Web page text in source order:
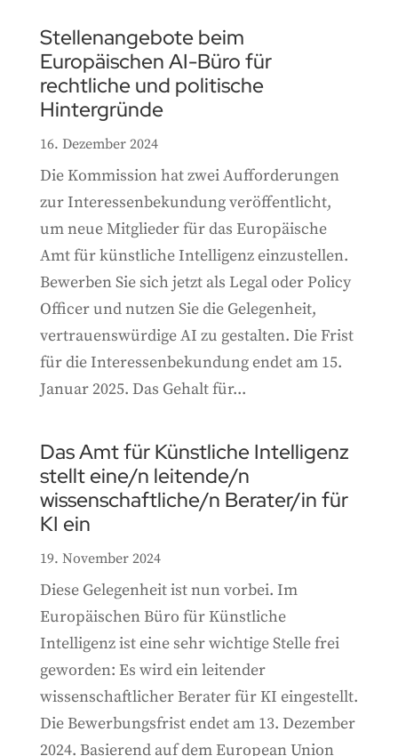
Stellenangebote beim
Europäischen AI-Büro für
rechtliche und politische
Hintergründe
16. Dezember 2024
Die Kommission hat zwei Aufforderungen
zur Interessenbekundung veröffentlicht,
um neue Mitglieder für das Europäische
Amt für künstliche Intelligenz einzustellen.
Bewerben Sie sich jetzt als Legal oder Policy
Officer und nutzen Sie die Gelegenheit,
vertrauenswürdige AI zu gestalten. Die Frist
für die Interessenbekundung endet am 15.
Januar 2025. Das Gehalt für...
Das Amt für Künstliche Intelligenz
stellt eine/n leitende/n
wissenschaftliche/n Berater/in für
KI ein
19. November 2024
Diese Gelegenheit ist nun vorbei. Im
Europäischen Büro für Künstliche
Intelligenz ist eine sehr wichtige Stelle frei
geworden: Es wird ein leitender
wissenschaftlicher Berater für KI eingestellt.
Die Bewerbungsfrist endet am 13. Dezember
2024. Basierend auf dem European Union